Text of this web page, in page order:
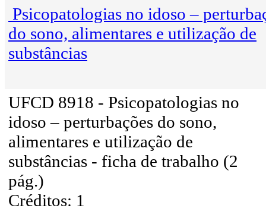
Psicopatologias no idoso –
do sono, alimentares e utilização de
substâncias
UFCD 8918 - Psicopatologias no
idoso – perturbações do sono,
alimentares e utilização de
substâncias - ficha de trabalho (2
pág.)
Créditos: 1